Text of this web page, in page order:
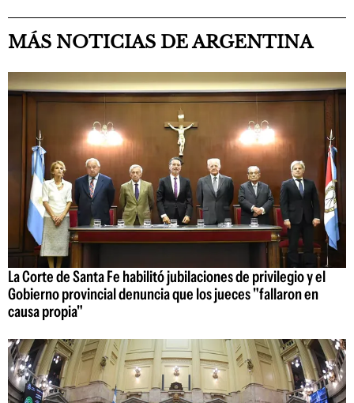
MÁS NOTICIAS DE ARGENTINA
La Corte de Santa Fe habilitó jubilaciones de privilegio y el
Gobierno provincial denuncia que los jueces "fallaron en
causa propia"